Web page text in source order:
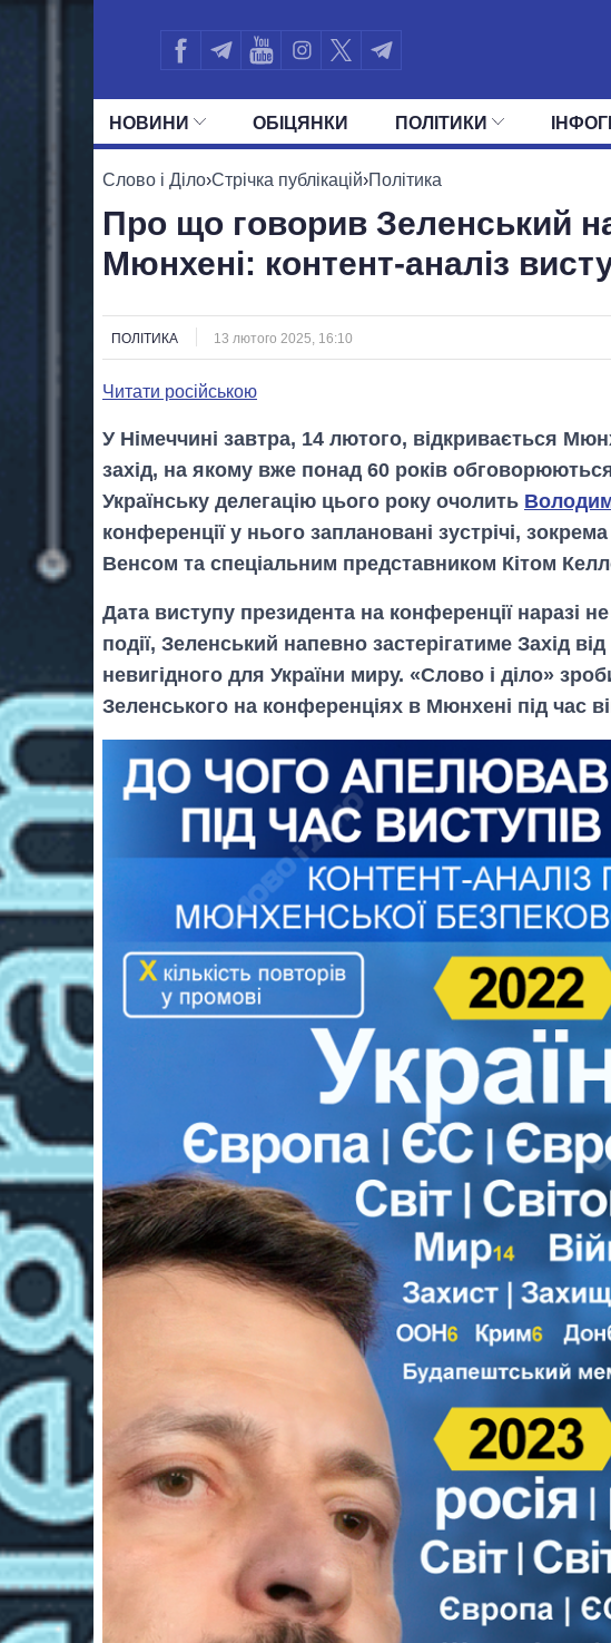
НОВИНИ ОБIЦЯНКИ ПОЛIТИКИ
УСІ ПОЛІТИКИ ПРЕЗИДЕНТ І ОФІС
Слово і Діло›Стрічка публікацій›Політика
Про що говорив Зеленський
Мюнхені: контент-аналіз
ПОЛІТИКА 13 лютого 2025, 16:10
Читати російською
У Німеччині завтра, 14 лютого, відкривається
захід, на якому вже понад 60 років
Українську делегацію цього року очолить
конференції у нього заплановані зустрічі,
Венсом та спеціальним представником Кітом
Дата виступу президента на конференції наразі
події, Зеленський напевно застерігатиме Захід
невигідного для України миру. «Слово і діло»
Зеленського на конференціях в Мюнхені під час